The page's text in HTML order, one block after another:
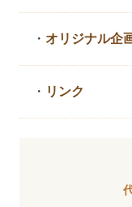
・ オリジナル企
・ リンク